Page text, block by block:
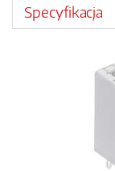
Specyfikacja